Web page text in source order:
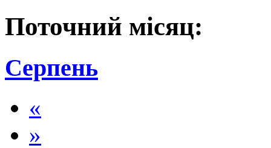
Поточний місяц:
Серпень
«
»